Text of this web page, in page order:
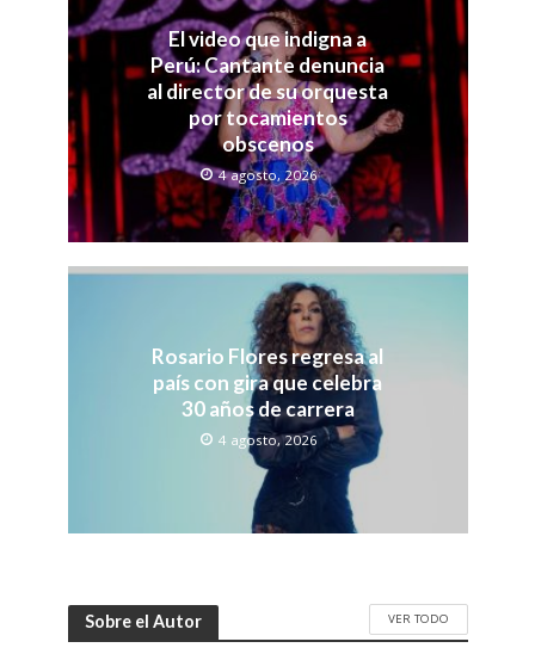
El video que indigna a
Perú: Cantante denuncia
al director de su orquesta
por tocamientos
obscenos
4 agosto, 2026
Rosario Flores regresa al
país con gira que celebra
30 años de carrera
4 agosto, 2026
Sobre el Autor VER TODO